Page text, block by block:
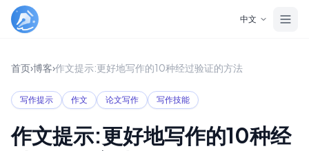
中文
首页›博客›作文提示:更好地写作的10种经过验证的方法
写作提示 作文 论文写作 写作技能
作文提示:更好地写作的10种经